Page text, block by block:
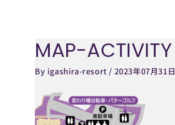
MAP-ACTIVITY
By igashira-resort / 2023年07月31日
Post
navigation